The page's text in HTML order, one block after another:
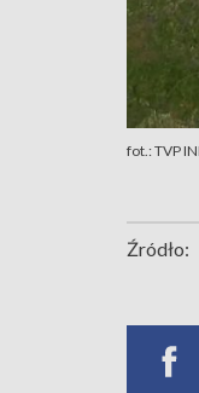
fot.: TVP
Źródło: